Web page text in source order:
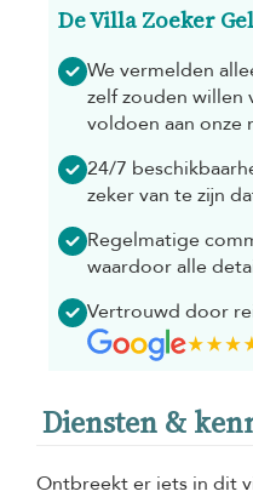
De Villa Zoeker
We vermelden
zelf zouden willen
voldoen aan onze
24/7
zeker van te zijn
Regelmatige
waardoor alle
Vertrouwd door
Diensten &
Ontbreekt er iets in dit